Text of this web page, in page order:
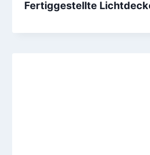
Fertiggestellte